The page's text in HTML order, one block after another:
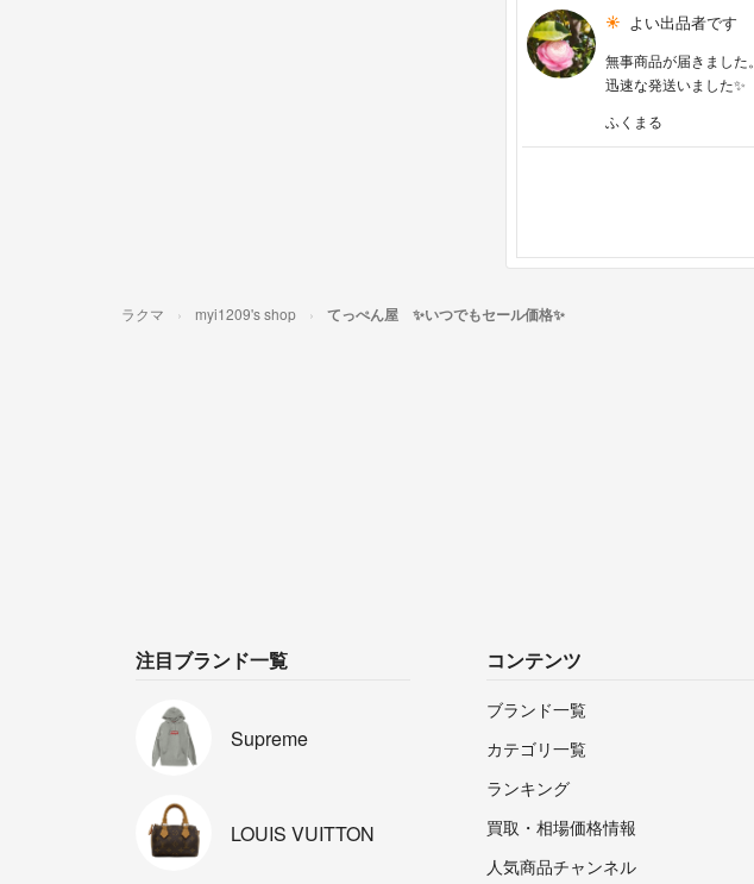
よい出品者です
無事商品が届きました。
迅速な発送いました✨
ふくまる
ラクマ myi1209's shop てっぺん屋 ✨いつでもセール価格✨
注目ブランド一覧
Supreme
LOUIS VUITTON
コンテンツ
ブランド一覧
カテゴリ一覧
ランキング
買取・相場価格情報
人気商品チャンネル